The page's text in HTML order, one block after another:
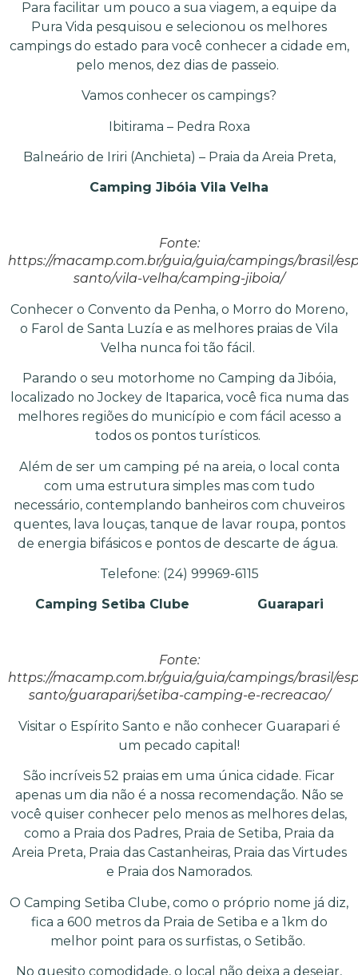
Para facilitar um pouco a sua viagem, a equipe da
Pura Vida pesquisou e selecionou os melhores
campings do estado para você conhecer a cidade em,
pelo menos, dez dias de passeio.
Vamos conhecer os campings?
Ibitirama – Pedra Roxa
Balneário de Iriri (Anchieta) – Praia da Areia Preta,
Camping Jibóia Vila Velha
Fonte:
https://macamp.com.br/guia/guia/campings/brasil/
santo/vila-velha/camping-jiboia/
Conhecer o Convento da Penha, o Morro do Moreno,
o Farol de Santa Luzía e as melhores praias de Vila
Velha nunca foi tão fácil.
Parando o seu motorhome no Camping da Jibóia,
localizado no Jockey de Itaparica, você fica numa das
melhores regiões do município e com fácil acesso a
todos os pontos turísticos.
Além de ser um camping pé na areia, o local conta
com uma estrutura simples mas com tudo
necessário, contemplando banheiros com chuveiros
quentes, lava louças, tanque de lavar roupa, pontos
de energia bifásicos e pontos de descarte de água.
Telefone: (24) 99969-6115
Camping Setiba Clube Guarapari
Fonte:
https://macamp.com.br/guia/guia/campings/brasil/
santo/guarapari/setiba-camping-e-recreacao/
Visitar o Espírito Santo e não conhecer Guarapari é
um pecado capital!
São incríveis 52 praias em uma única cidade. Ficar
apenas um dia não é a nossa recomendação. Não se
você quiser conhecer pelo menos as melhores delas,
como a Praia dos Padres, Praia de Setiba, Praia da
Areia Preta, Praia das Castanheiras, Praia das Virtudes
e Praia dos Namorados.
O Camping Setiba Clube, como o próprio nome já diz,
fica a 600 metros da Praia de Setiba e a 1km do
melhor point para os surfistas, o Setibão.
No quesito comodidade, o local não deixa a desejar,